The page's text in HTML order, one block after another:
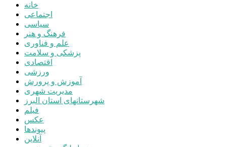
خانه
اجتماعی
سیاسی
فرهنگ و هنر
علم و فناوری
پزشکی و سلامت
اقتصادی
ورزشی
آموزش و پرورش
مدیریت شهری
شهرستانهای استان البرز
فیلم
عکس
پیوندها
آنلاین